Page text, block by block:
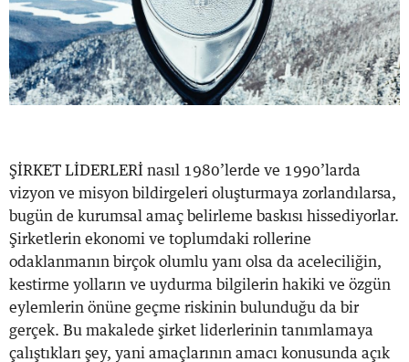
ŞİRKET LİDERLERİ nasıl 1980’lerde ve 1990’larda
vizyon ve misyon bildirgeleri oluşturmaya zorlandılarsa,
bugün de kurumsal amaç belirleme baskısı hissediyorlar.
Şirketlerin ekonomi ve toplumdaki rollerine
odaklanmanın birçok olumlu yanı olsa da aceleciliğin,
kestirme yolların ve uydurma bilgilerin hakiki ve özgün
eylemlerin önüne geçme riskinin bulunduğu da bir
gerçek. Bu makalede şirket liderlerinin tanımlamaya
çalıştıkları şey, yani amaçlarının amacı konusunda açık